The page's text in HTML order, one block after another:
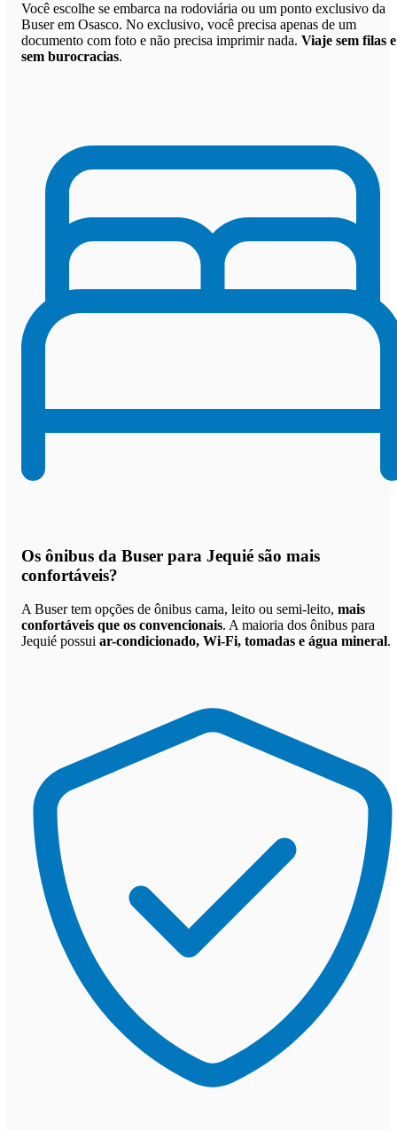
Você escolhe se embarca na rodoviária ou um ponto exclusivo da
Buser em Osasco. No exclusivo, você precisa apenas de um
documento com foto e não precisa imprimir nada. Viaje sem filas e
sem burocracias.
Os ônibus da Buser para Jequié são mais
confortáveis?
A Buser tem opções de ônibus cama, leito ou semi-leito, mais
confortáveis que os convencionais. A maioria dos ônibus para
Jequié possui ar-condicionado, Wi-Fi, tomadas e água mineral.